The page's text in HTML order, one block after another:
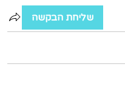
שליחת הבקשה